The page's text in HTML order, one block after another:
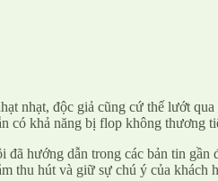
nhạt, độc giả cũng cứ thế lướt
có khả năng bị flop không thương
hướng dẫn trong các bản tin
thu hút và giữ sự chú ý của